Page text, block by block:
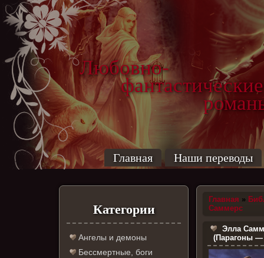
Любовно-
фантастические
Главная Наши переводы
Категории
Ангелы и демоны
Бессмертные, боги
Главная »
Саммерс
Элла
(Парагоны —